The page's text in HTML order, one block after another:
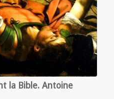
la Bible. Antoine